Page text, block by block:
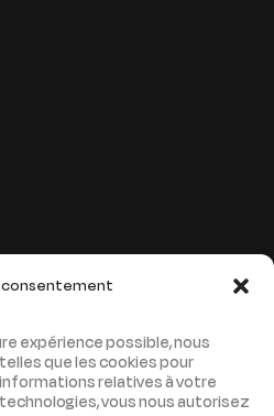
consentement
expérience possible, nous
que les cookies pour
relatives à votre
vous nous autorisez